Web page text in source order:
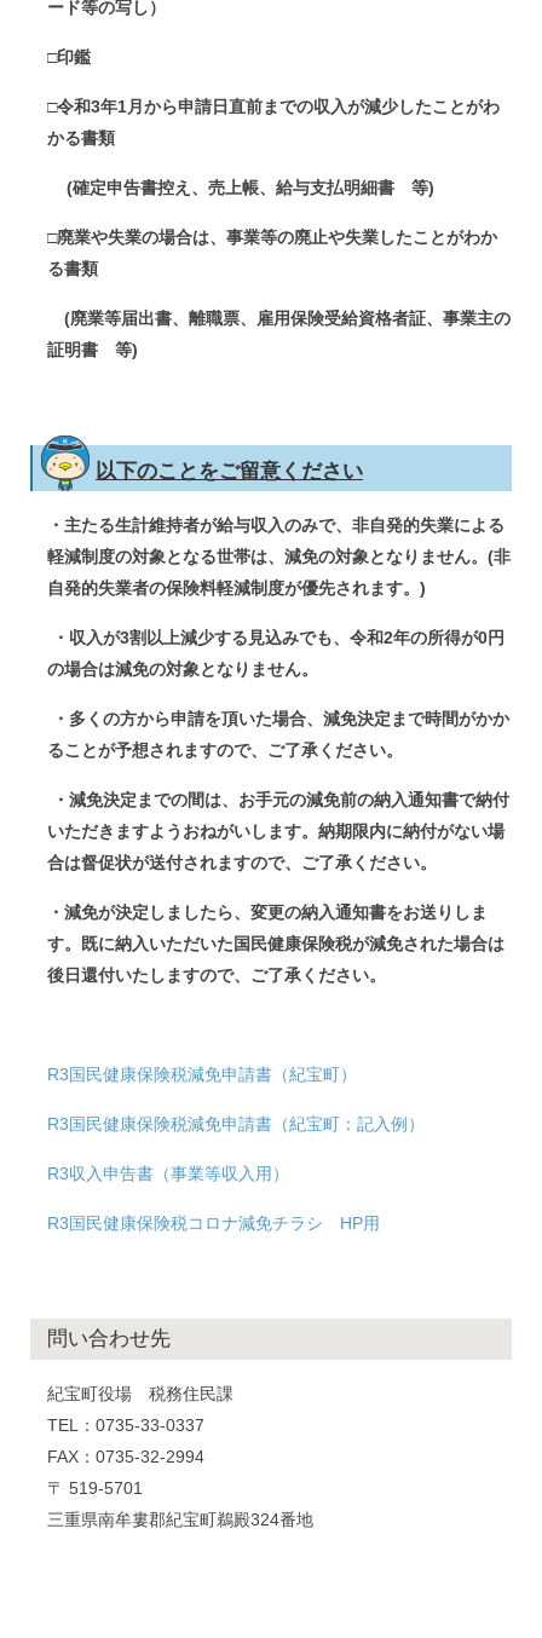
ード等の写し）
□印鑑
□令和3年1月から申請日直前までの収入が減少したことがわ
かる書類
(確定申告書控え、売上帳、給与支払明細書 等)
□廃業や失業の場合は、事業等の廃止や失業したことがわか
る書類
(廃業等届出書、離職票、雇用保険受給資格者証、事業主の
証明書 等)
以下のことをご留意ください
・主たる生計維持者が給与収入のみで、非自発的失業による
軽減制度の対象となる世帯は、減免の対象となりません。(非
自発的失業者の保険料軽減制度が優先されます。)
・収入が3割以上減少する見込みでも、令和2年の所得が0円
の場合は減免の対象となりません。
・多くの方から申請を頂いた場合、減免決定まで時間がかか
ることが予想されますので、ご了承ください。
・減免決定までの間は、お手元の減免前の納入通知書で納付
いただきますようおねがいします。納期限内に納付がない場
合は督促状が送付されますので、ご了承ください。
・減免が決定しましたら、変更の納入通知書をお送りしま
す。既に納入いただいた国民健康保険税が減免された場合は
後日還付いたしますので、ご了承ください。
R3国民健康保険税減免申請書（紀宝町）
R3国民健康保険税減免申請書（紀宝町：記入例）
R3収入申告書（事業等収入用）
R3国民健康保険税コロナ減免チラシ HP用
問い合わせ先
紀宝町役場 税務住民課
TEL：0735-33-0337
FAX：0735-32-2994
〒 519-5701
三重県南牟婁郡紀宝町鵜殿324番地